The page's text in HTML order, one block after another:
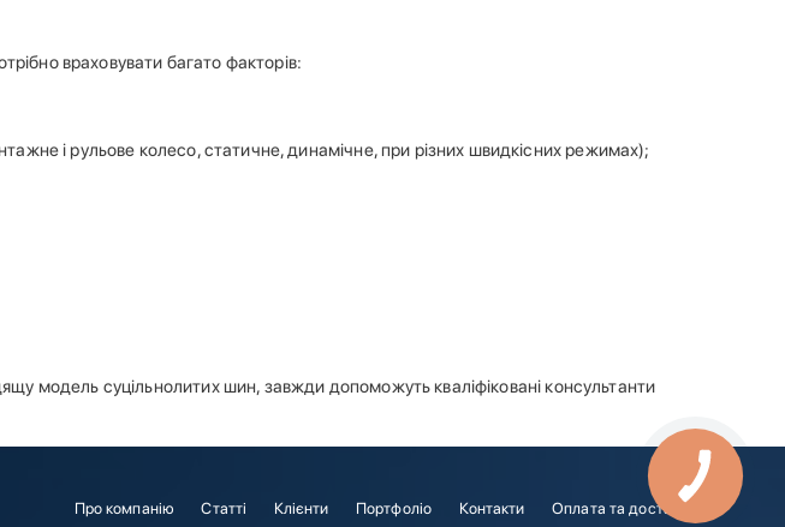
враховувати багато факторів:
і рульове колесо, статичне, динамічне, при різних швидкісних режимах);
модель суцільнолитих шин, завжди допоможуть кваліфіковані консультанти
Про компанію Статті Клієнти Портфоліо Контакти Оплата та доставка